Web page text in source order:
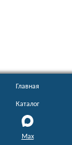
Главная
Каталог
Max